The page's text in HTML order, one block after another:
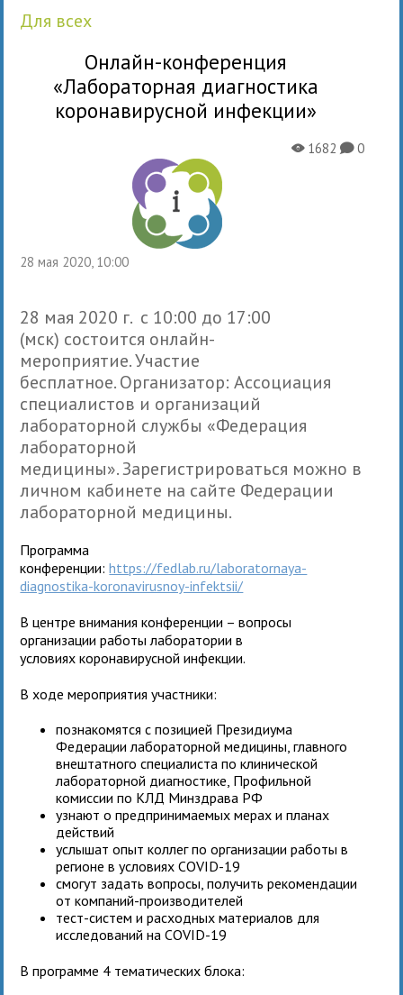
для всех
Онлайн-конференция
«Лабораторная диагностика
коронавирусной инфекции»
28 мая 2020, 10:00
X1682K0
28 мая 2020 г. c 10:00 до 17:00
(мск) состоится онлайн-
мероприятие.Участие
бесплатное.Организатор: Ассоциация
специалистов и организаций
лабораторной службы «Федерация
лабораторной
медицины».Зарегистрироваться можно в
личном кабинете на сайте Федерации
лабораторной медицины.
Программа
конференции:https://fedlab.ru/laboratornaya-
diagnostika-koronavirusnoy-infektsii/
В центре внимания конференции – вопросы
организации работы лаборатории в
условияхкоронавирусной инфекции.
В ходе мероприятия участники:
познакомятся с позицией Президиума
Федерации лабораторной медицины, главного
внештатного специалиста по клинической
лабораторной диагностике, Профильной
комиссии по КЛД Минздрава РФ
узнают о предпринимаемых мерах и планах
действий
услышат опыт коллег по организации работы в
регионе в условиях COVID-19
смогут задать вопросы, получить рекомендации
от компаний-производителей
тест-систем и расходных материалов для
исследований на COVID-19
В программе 4 тематических блока: